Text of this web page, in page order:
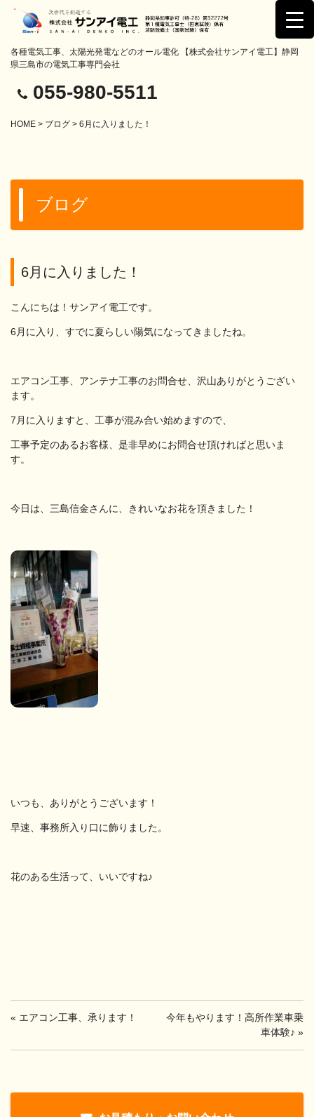
各種電気工事、太陽光発電などのオール電化 【株式会社サンアイ電工】静岡
県三島市の電気工事専門会社
055-980-5511
HOME > ブログ > 6月に入りました！
ブログ
6月に入りました！
こんにちは！サンアイ電工です。
6月に入り、すでに夏らしい陽気になってきましたね。
エアコン工事、アンテナ工事のお問合せ、沢山ありがとうござい
ます。
7月に入りますと、工事が混み合い始めますので、
工事予定のあるお客様、是非早めにお問合せ頂ければと思いま
す。
今日は、三島信金さんに、きれいなお花を頂きました！
いつも、ありがとうございます！
早速、事務所入り口に飾りました。
花のある生活って、いいですね♪
« エアコン工事、承ります！
今年もやります！高所作業車乗
車体験♪ »